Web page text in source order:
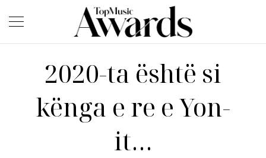
2020-ta është si
kënga e re e Yon-
it…